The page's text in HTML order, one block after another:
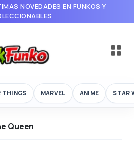
NOVEDADES EN FUNKOS Y
THINGS MARVEL ANIME STAR
Queen